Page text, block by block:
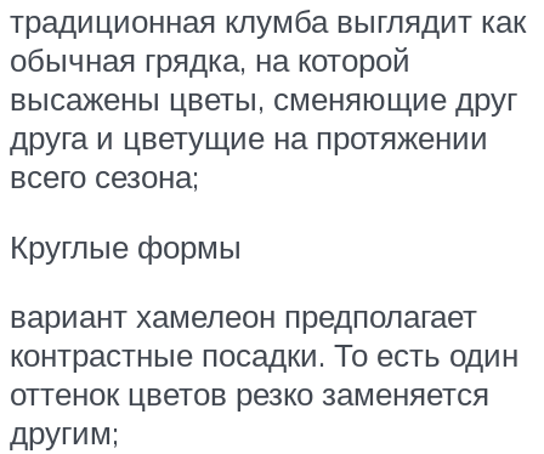
традиционная клумба выглядит как
обычная грядка, на которой
высажены цветы, сменяющие друг
друга и цветущие на протяжении
всего сезона;
Круглые формы
вариант хамелеон предполагает
контрастные посадки. То есть один
оттенок цветов резко заменяется
другим;